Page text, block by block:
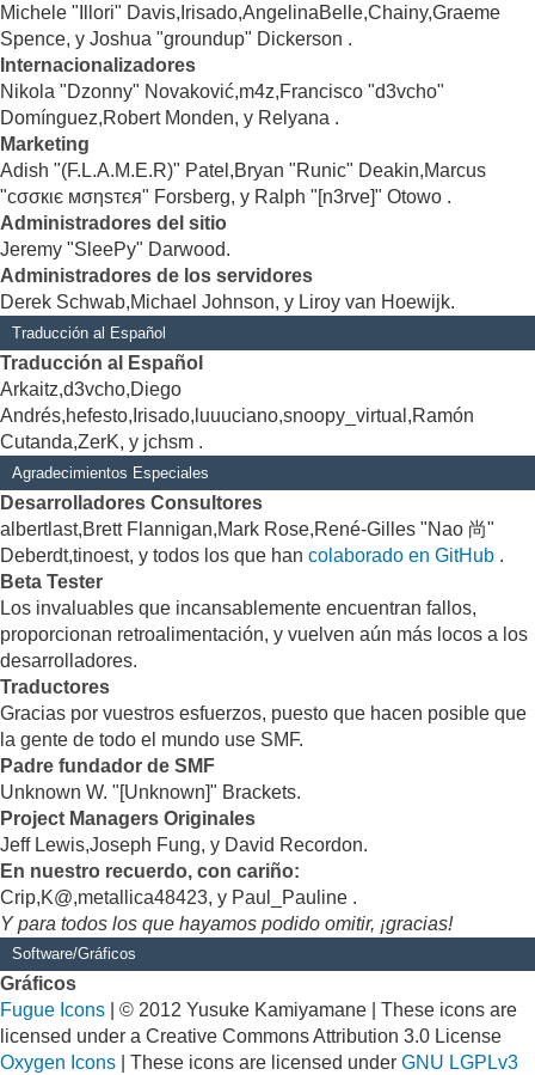
Michele "Illori" Davis,Irisado,AngelinaBelle,Chainy,Graeme
Spence, y Joshua "groundup" Dickerson .
Internacionalizadores
Nikola "Dzonny" Novaković,m4z,Francisco "d3vcho"
Domínguez,Robert Monden, y Relyana .
Marketing
Adish "(F.L.A.M.E.R)" Patel,Bryan "Runic" Deakin,Marcus
"cσσкιє мσηѕтєя" Forsberg, y Ralph "[n3rve]" Otowo .
Administradores del sitio
Jeremy "SleePy" Darwood.
Administradores de los servidores
Derek Schwab,Michael Johnson, y Liroy van Hoewijk.
Traducción al Español
Traducción al Español
Arkaitz,d3vcho,Diego
Andrés,hefesto,Irisado,luuuciano,snoopy_virtual,Ramón
Cutanda,ZerK, y jchsm .
Agradecimientos Especiales
Desarrolladores Consultores
albertlast,Brett Flannigan,Mark Rose,René-Gilles "Nao 尚"
Deberdt,tinoest, y todos los que han colaborado en GitHub .
Beta Tester
Los invaluables que incansablemente encuentran fallos,
proporcionan retroalimentación, y vuelven aún más locos a los
desarrolladores.
Traductores
Gracias por vuestros esfuerzos, puesto que hacen posible que
la gente de todo el mundo use SMF.
Padre fundador de SMF
Unknown W. "[Unknown]" Brackets.
Project Managers Originales
Jeff Lewis,Joseph Fung, y David Recordon.
En nuestro recuerdo, con cariño:
Crip,K@,metallica48423, y Paul_Pauline .
Y para todos los que hayamos podido omitir, ¡gracias!
Software/Gráficos
Gráficos
Fugue Icons | © 2012 Yusuke Kamiyamane | These icons are
licensed under a Creative Commons Attribution 3.0 License
Oxygen Icons | These icons are licensed under GNU LGPLv3